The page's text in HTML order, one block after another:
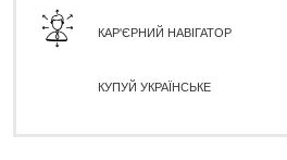
КАР'ЄРНИЙ НАВІГАТОР
КУПУЙ УКРАЇНСЬКЕ